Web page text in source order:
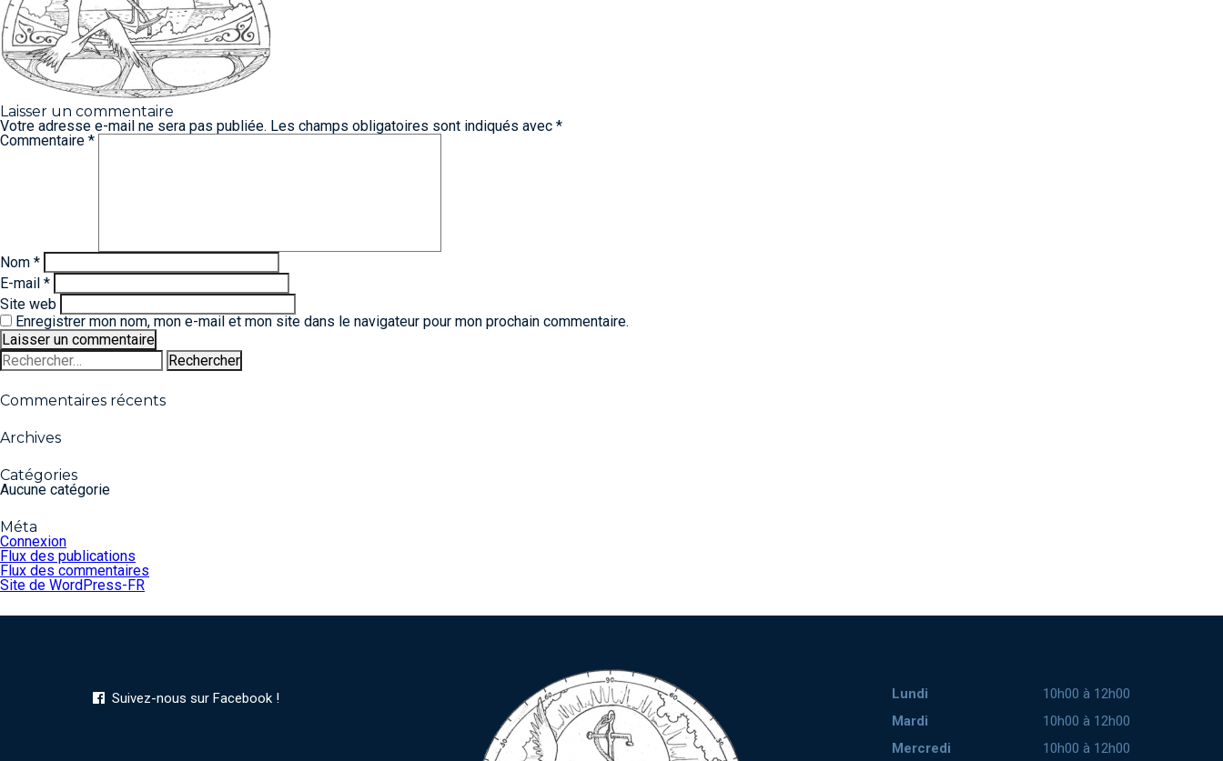
Laisser un commentaire
Votre adresse e-mail ne sera pas publiée. Les champs obligatoires sont indiqués avec *
Commentaire *
Nom *
E-mail *
Site web
Enregistrer mon nom, mon e-mail et mon site dans le navigateur pour mon prochain commentaire.
Rechercher :
Commentaires récents
Archives
Catégories
Aucune catégorie
Méta
Connexion
Flux des publications
Flux des commentaires
Site de WordPress-FR
Suivez-nous sur Facebook ! Lundi
10h00 à 12h00
Mardi
10h00 à 12h00
Mercredi
10h00 à 12h00